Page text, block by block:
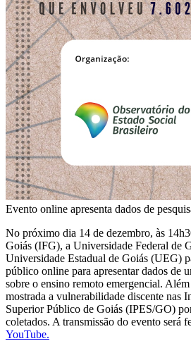
Evento online apresenta dados de
No próximo dia 14 de dezembro, às
Goiás (IFG), a Universidade Federal de
Universidade Estadual de Goiás (UEG)
público online para apresentar dados de
sobre o ensino remoto emergencial.
mostrada a vulnerabilidade discente nas
Superior Público de Goiás (IPES/GO)
coletados. A transmissão do evento será
YouTube.